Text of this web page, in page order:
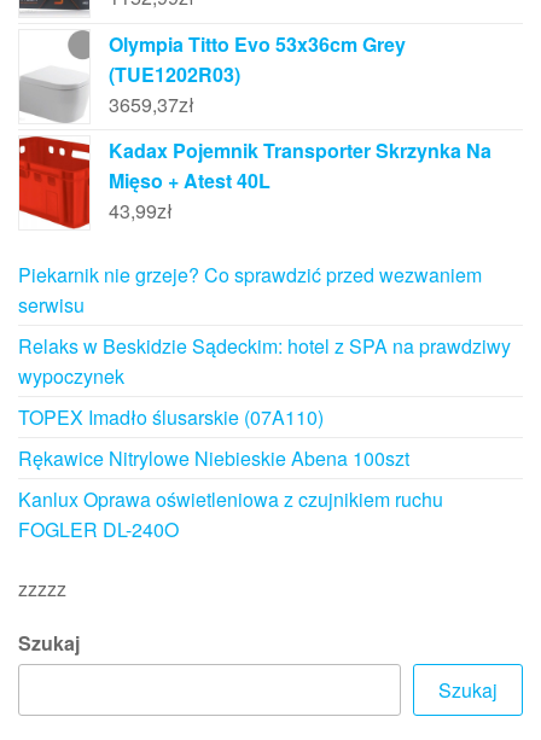
Olympia Titto Evo 53x36cm Grey
(TUE1202R03)
3659,37zł
Kadax Pojemnik Transporter Skrzynka Na
Mięso + Atest 40L
43,99zł
Piekarnik nie grzeje? Co sprawdzić przed wezwaniem
serwisu
Relaks w Beskidzie Sądeckim: hotel z SPA na prawdziwy
wypoczynek
TOPEX Imadło ślusarskie (07A110)
Rękawice Nitrylowe Niebieskie Abena 100szt
Kanlux Oprawa oświetleniowa z czujnikiem ruchu
FOGLER DL-240O
zzzzz
Szukaj
Szukaj